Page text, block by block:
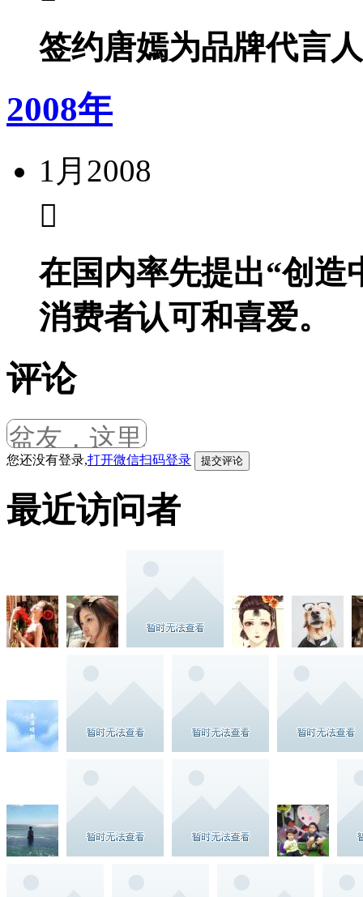
签约唐嫣为品牌代言
2008年
1月 2008
在国内率先提出“创造
消费者认可和喜爱。
评论
您还没有登录,打开微信扫码登录
最近访问者